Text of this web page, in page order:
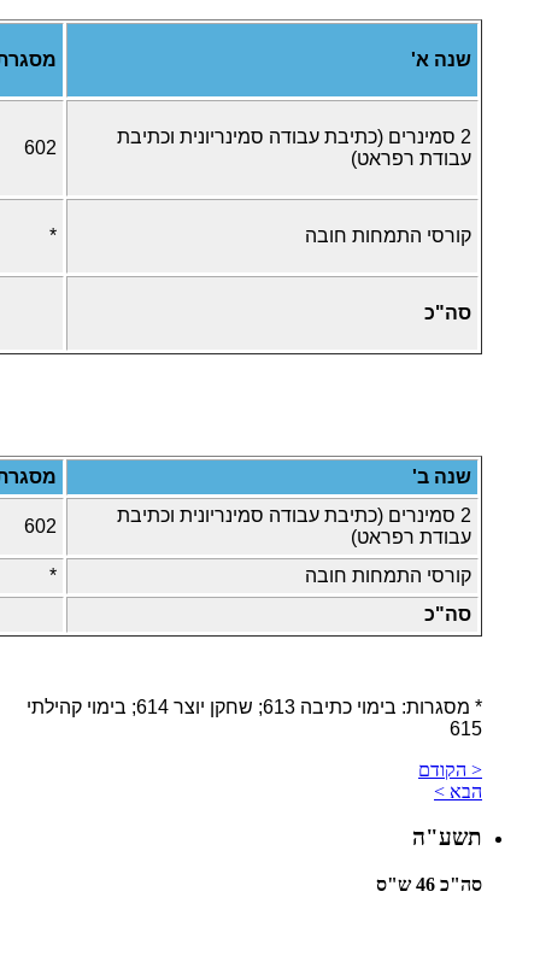
שנה א'
2 סמינרים
(כתיבת עבודה סמינריונית וכתיבת
עבודת רפראט)
602
קורסי התמחות חובה *
סה"כ
שנה ב'
2 סמינרים (כתיבת עבודה סמינריונית וכתיבת
עבודת רפראט)
602
קורסי התמחות חובה
*
סה"כ
* מסגרות: בימוי כתיבה 613; שחקן יוצר 614; בימוי קהילתי
615
< הקודם
הבא >
תשע"ה
סה"כ 46 ש"ס